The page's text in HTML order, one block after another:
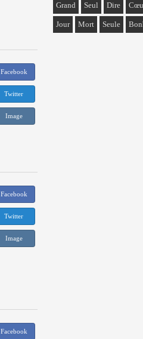
Facebook
Twitter
Image
Facebook
Twitter
Image
Facebook
Grand Seul Dire
Jour Mort Seule